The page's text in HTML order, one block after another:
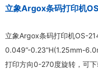
立象Argox条码打印机
立象Argox条码打印机OS-
0.049”-0.23”H(1.25mm-
打印方向0-270度旋转，可